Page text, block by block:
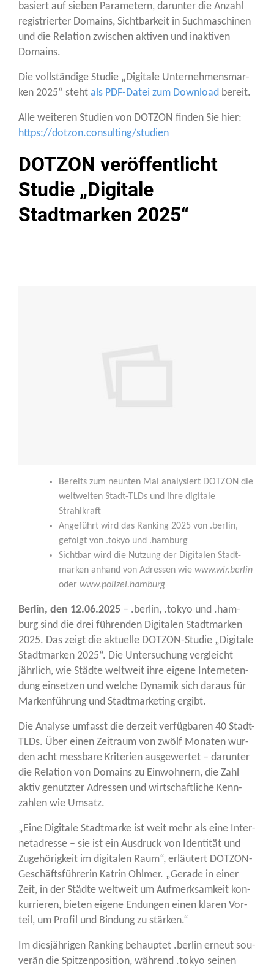
basiert auf sie­ben Para­me­tern, dar­un­ter die Anzahl
regis­trier­ter Domains, Sicht­bar­keit in Such­ma­schi­nen
und die Rela­ti­on zwi­schen akti­ven und inak­ti­ven
Domains.
Die voll­stän­di­ge Stu­die „Digi­ta­le Unter­neh­mens­mar­
ken 2025“ steht als PDF-Datei zum Down­load bereit.
Alle wei­te­ren Stu­di­en von DOTZON fin­den Sie hier:
https://dotzon.consulting/studien
DOTZON veröffentlicht
Studie „Digitale
Stadtmarken 2025“
Bereits zum neun­ten Mal ana­ly­siert DOTZON die
welt­wei­ten Stadt-TLDs und ihre digi­ta­le
Strahlkraft
Ange­führt wird das Ran­king 2025 von .ber­lin,
gefolgt von .tokyo und .ham­burg
Sicht­bar wird die Nut­zung der Digi­ta­len Stadt­
mar­ken anhand von Adres­sen wie www.wir.berlin
oder www.polizei.hamburg
Ber­lin, den 12.06.2025 – .ber­lin, .tokyo und .ham­
burg sind die drei füh­ren­den Digi­ta­len Stadt­mar­ken
2025. Das zeigt die aktu­el­le DOT­ZON-Stu­die „Digi­ta­le
Stadt­mar­ken 2025“. Die Unter­su­chung ver­gleicht
jähr­lich, wie Städ­te welt­weit ihre eige­ne Inter­neten­
dung ein­set­zen und wel­che Dyna­mik sich dar­aus für
Mar­ken­füh­rung und Stadt­mar­ke­ting ergibt.
Die Ana­ly­se umfasst die der­zeit ver­füg­ba­ren 40 Stadt-
TLDs. Über einen Zeit­raum von zwölf Mona­ten wur­
den acht mess­ba­re Kri­te­ri­en aus­ge­wer­tet – dar­un­ter
die Rela­ti­on von Domains zu Ein­woh­nern, die Zahl
aktiv genutz­ter Adres­sen und wirt­schaft­li­che Kenn­
zah­len wie Umsatz.
„Eine Digi­ta­le Stadt­mar­ke ist weit mehr als eine Inter­
net­adres­se – sie ist ein Aus­druck von Iden­ti­tät und
Zuge­hö­rig­keit im digi­ta­len Raum“, erläu­tert DOT­ZON-
Geschäfts­füh­re­rin Kat­rin Ohl­mer. „Gera­de in einer
Zeit, in der Städ­te welt­weit um Auf­merk­sam­keit kon­
kur­rie­ren, bie­ten eige­ne Endun­gen einen kla­ren Vor­
teil, um Pro­fil und Bin­dung zu stärken.“
Im dies­jäh­ri­gen Ran­king behaup­tet .ber­lin erneut sou­
ve­rän die Spit­zen­po­si­ti­on, wäh­rend .tokyo sei­nen